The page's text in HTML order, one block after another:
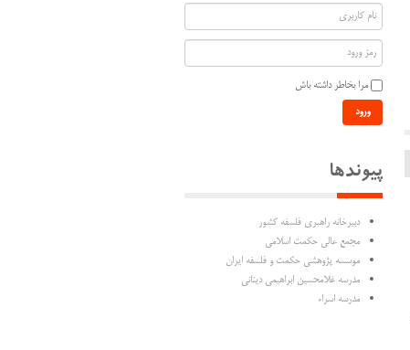
مرا بخاطر داشته باش
ورود
پیوندها
دبیرخانه راهبری فلسفه کشور
مجمع عالی حکمت اسلامی
موسسه پژوهشی حکمت و فلسفه ایران
مدرسه غلامحسین ابراهیمی دینانی
مدرسه اسراء